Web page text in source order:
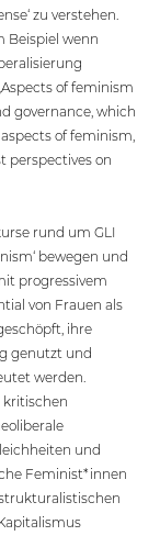
zu verstehen.
Beispiel wenn
of feminism
governance, which
of feminism,
perspectives on
rund um GLI
bewegen und
progressivem
von Frauen als
ihre
genutzt und
werden.
kritischen
und
Feminist*innen